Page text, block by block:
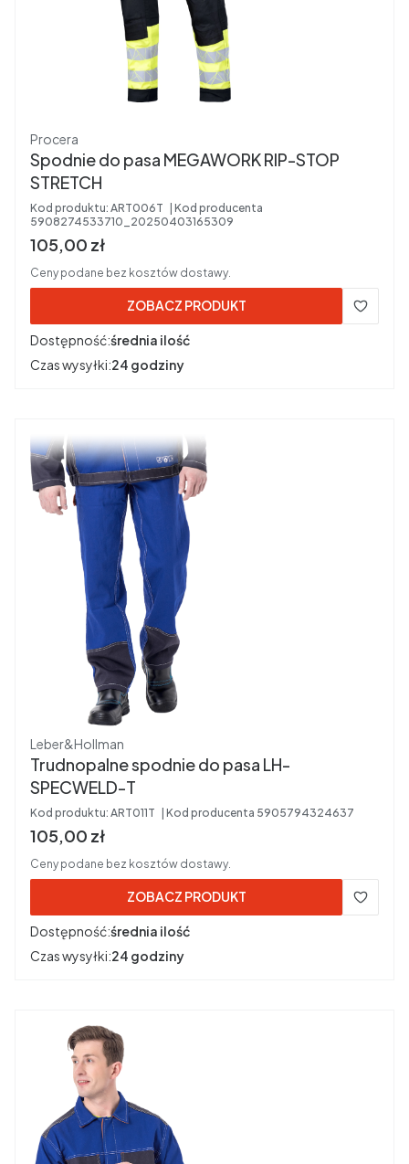
Producent
Procera
Spodnie do pasa MEGAWORK RIP-STOP
STRETCH
Kod produktu: ART006T
Kod producenta
5908274533710_20250403165309
Cena brutto
105,00 zł
Ceny podane bez kosztów dostawy.
ZOBACZ PRODUKT
Dostępność:średnia ilość
Czas wysyłki:24 godziny
Producent
Leber&Hollman
Trudnopalne spodnie do pasa LH-
SPECWELD-T
Kod produktu: ART011T Kod producenta 5905794324637
Cena brutto
105,00 zł
Ceny podane bez kosztów dostawy.
ZOBACZ PRODUKT
Dostępność:średnia ilość
Czas wysyłki:24 godziny